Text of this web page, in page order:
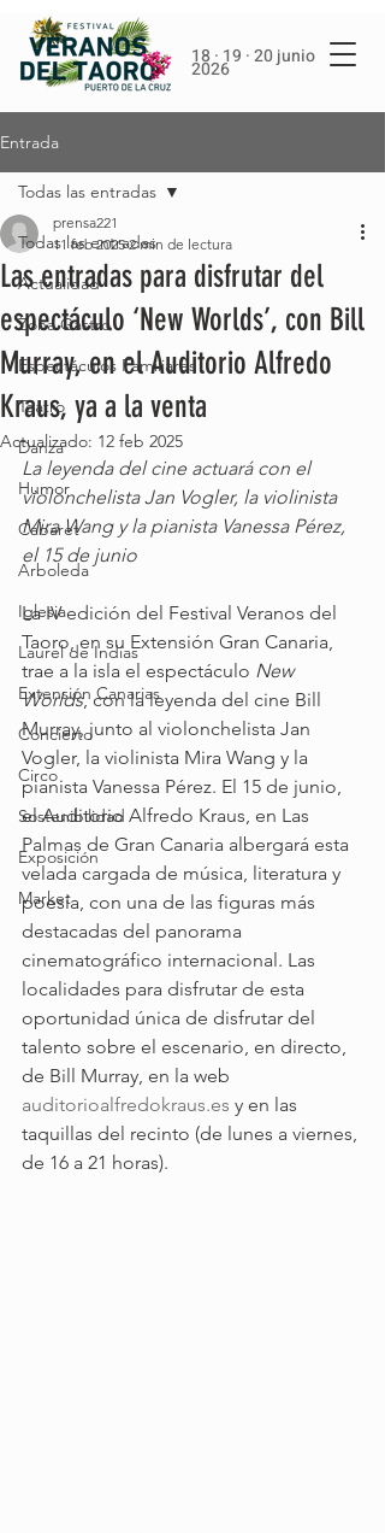
18 · 19 · 20 junio
2026
Entrada
Todas las entradas
Actualidad
Zona Gastro
Espectáculos Familiares
Teatro
Danza
Humor
Cabaret
Arboleda
Iglesia
Laurel de Indias
Extensión Canarias
Concierto
Circo
Sostenibilidad
Exposición
Market
Todas las entradas
Las entradas para disfrutar del
espectáculo ‘New Worlds’, con Bill
Murray, en el Auditorio Alfredo
Kraus, ya a la venta
prensa221
11 feb 2025 2 min de lectura
Actualizado: 12 feb 2025
La leyenda del cine actuará con el
violonchelista Jan Vogler, la violinista
Mira Wang y la pianista Vanessa Pérez,
el 15 de junio
La IV edición del Festival Veranos del
Taoro, en su Extensión Gran Canaria,
trae a la isla el espectáculo New
Worlds, con la leyenda del cine Bill
Murray, junto al violonchelista Jan
Vogler, la violinista Mira Wang y la
pianista Vanessa Pérez. El 15 de junio,
el Auditorio Alfredo Kraus, en Las
Palmas de Gran Canaria albergará esta
velada cargada de música, literatura y
poesía, con una de las figuras más
destacadas del panorama
cinematográfico internacional. Las
localidades para disfrutar de esta
oportunidad única de disfrutar del
talento sobre el escenario, en directo,
de Bill Murray, en la web
auditorioalfredokraus.es y en las
taquillas del recinto (de lunes a viernes,
de 16 a 21 horas).